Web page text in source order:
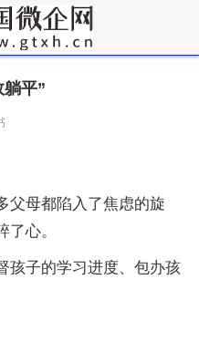
平”
父母都陷入了焦虑的旋
心。
孩子的学习进度、包办孩